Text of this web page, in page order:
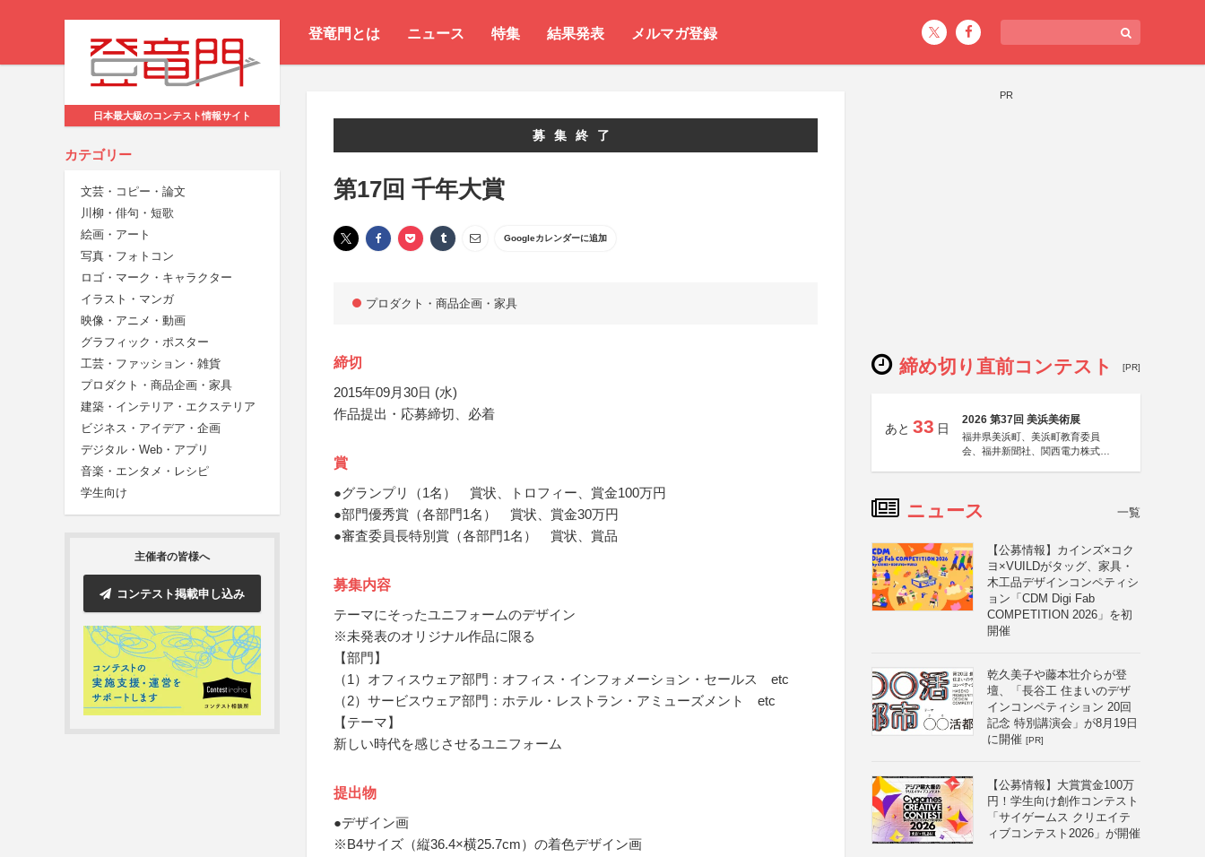
登竜門とは ニュース 特集 結果発表 メルマガ登録
日本最大級のコンテスト情報サイト
カテゴリー
文芸・コピー・論文
川柳・俳句・短歌
絵画・アート
写真・フォトコン
ロゴ・マーク・キャラクター
イラスト・マンガ
映像・アニメ・動画
グラフィック・ポスター
工芸・ファッション・雑貨
プロダクト・商品企画・家具
建築・インテリア・エクステリア
ビジネス・アイデア・企画
デジタル・Web・アプリ
音楽・エンタメ・レシピ
学生向け
主催者の皆様へ
コンテスト掲載申し込み
募集終了
第17回 千年大賞
Googleカレンダーに追加
プロダクト・商品企画・家具
締切
2015年09月30日 (水)
作品提出・応募締切、必着
賞
●グランプリ（1名） 賞状、トロフィー、賞金100万円
●部門優秀賞（各部門1名） 賞状、賞金30万円
●審査委員長特別賞（各部門1名） 賞状、賞品
募集内容
テーマにそったユニフォームのデザイン
※未発表のオリジナル作品に限る
【部門】
（1）オフィスウェア部門：オフィス・インフォメーション・セールス etc
（2）サービスウェア部門：ホテル・レストラン・アミューズメント etc
【テーマ】
新しい時代を感じさせるユニフォーム
提出物
●デザイン画
※B4サイズ（縦36.4×横25.7cm）の着色デザイン画
PR
締め切り直前コンテスト [PR]
あと 33 日
2026 第37回 美浜美術展
福井県美浜町、美浜町教育委員
会、福井新聞社、関西電力株式会
ニュース 一覧
【公募情報】カインズ×コク
ヨ×VUILDがタッグ、家具・
木工品デザインコンペティシ
ョン「CDM Digi Fab
COMPETITION 2026」を初
開催
乾久美子や藤本壮介らが登
壇、「長谷工 住まいのデザ
インコンペティション 20回
記念 特別講演会」が8月19日
に開催 [PR]
【公募情報】大賞賞金100万
円！学生向け創作コンテスト
「サイゲームス クリエイテ
ィブコンテスト2026」が開催